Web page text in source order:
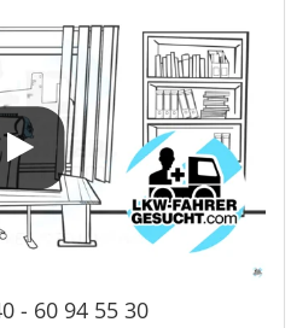
- 60 94 55 30